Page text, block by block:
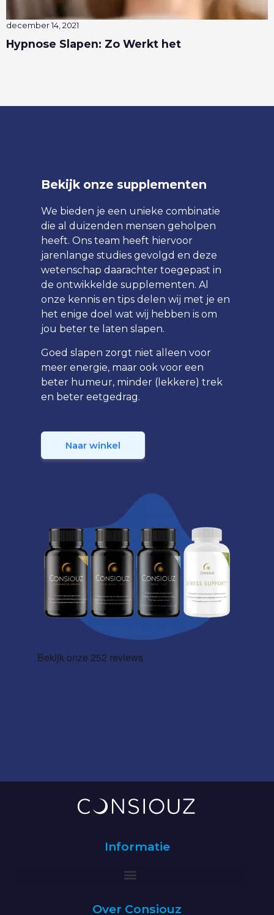
december 14, 2021
Hypnose Slapen: Zo Werkt het
Bekijk onze supplementen
We bieden je een unieke combinatie
die al duizenden mensen geholpen
heeft. Ons team heeft hiervoor
jarenlange studies gevolgd en deze
wetenschap daarachter toegepast in
de ontwikkelde supplementen. Al
onze kennis en tips delen wij met je en
het enige doel wat wij hebben is om
jou beter te laten slapen.
Goed slapen zorgt niet alleen voor
meer energie, maar ook voor een
beter humeur, minder (lekkere) trek
en beter eetgedrag.
Naar winkel
Informatie
Over Consiouz